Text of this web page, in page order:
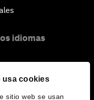
usa cookies
sitio web se usan
idiomas